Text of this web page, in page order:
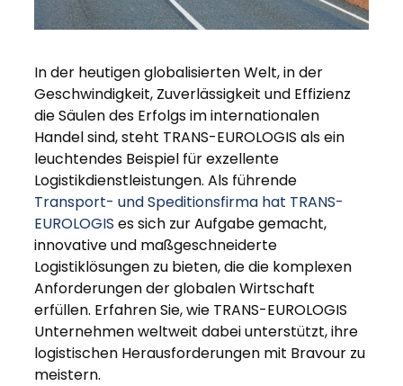
In der heutigen globalisierten Welt, in der
Geschwindigkeit, Zuverlässigkeit und Effizienz
die Säulen des Erfolgs im internationalen
Handel sind, steht TRANS-EUROLOGIS als ein
leuchtendes Beispiel für exzellente
Logistikdienstleistungen. Als führende
Transport- und Speditionsfirma hat TRANS-
EUROLOGIS es sich zur Aufgabe gemacht,
innovative und maßgeschneiderte
Logistiklösungen zu bieten, die die komplexen
Anforderungen der globalen Wirtschaft
erfüllen. Erfahren Sie, wie TRANS-EUROLOGIS
Unternehmen weltweit dabei unterstützt, ihre
logistischen Herausforderungen mit Bravour zu
meistern.